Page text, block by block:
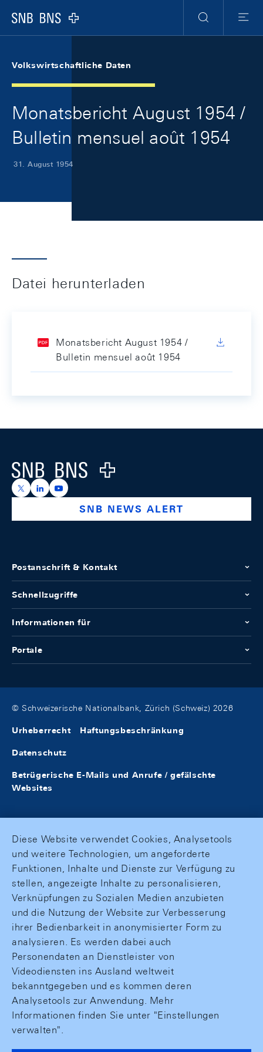
Logo
Suche
Menu
Volkswirtschaftliche Daten
Monatsbericht August 1954 /
Bulletin mensuel août 1954
31. August 1954
Datei herunterladen
Monatsbericht August 1954 /
Bulletin mensuel août 1954
Logo
https://x.com/snb_bns
https://ch.linkedin.com/company/swiss-national-
https://www.youtube.com/@swissnationalbank
SNB NEWS ALERT
Postanschrift & Kontakt
Schnellzugriffe
Informationen für
Portale
© Schweizerische Nationalbank, Zürich (Schweiz) 2026
Urheberrecht Haftungsbeschränkung
Datenschutz
Betrügerische E-Mails und Anrufe / gefälschte
Websites
Diese Website verwendet Cookies, Analysetools
und weitere Technologien, um angeforderte
Funktionen, Inhalte und Dienste zur Verfügung zu
stellen, angezeigte Inhalte zu personalisieren,
Verknüpfungen zu Sozialen Medien anzubieten
und die Nutzung der Website zur Verbesserung
ihrer Bedienbarkeit in anonymisierter Form zu
analysieren. Es werden dabei auch
Personendaten an Dienstleister von
Videodiensten ins Ausland weltweit
bekanntgegeben und es kommen deren
Analysetools zur Anwendung. Mehr
Informationen finden Sie unter "Einstellungen
verwalten".